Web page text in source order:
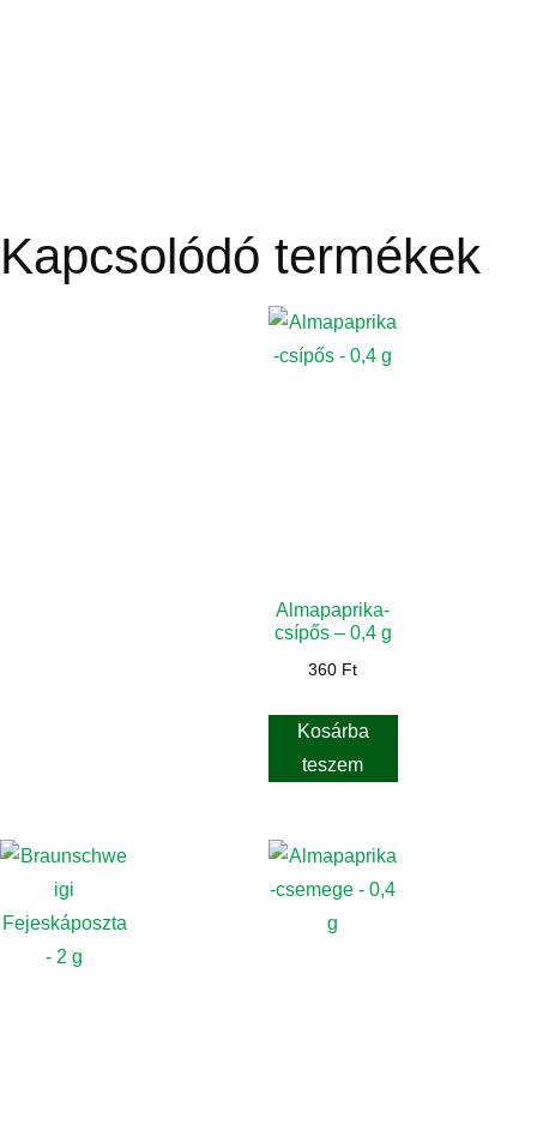
Kapcsolódó termékek
Almapaprika-
csípős – 0,4 g
360 Ft
Kosárba
teszem